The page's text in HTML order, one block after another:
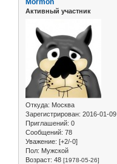
Mormon
Активный участник
Откуда: Москва
Зарегистрирован: 2016-01-09
Приглашений: 0
Сообщений: 78
Уважение: [+2/-0]
Пол: Мужской
Возраст: 48 [1978-05-26]